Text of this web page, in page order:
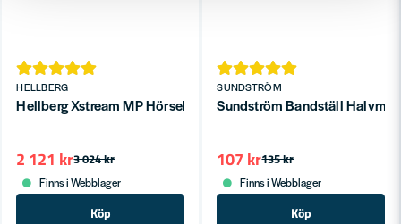
HELLBERG
Hellberg Xstream MP Hörselskydd Hjässbygel
3 024 kr
2 121 kr
Finns i Webblager
Köp
SUNDSTRÖM
Sundström Bandställ
135 kr
107 kr
Finns i Webblager
Köp